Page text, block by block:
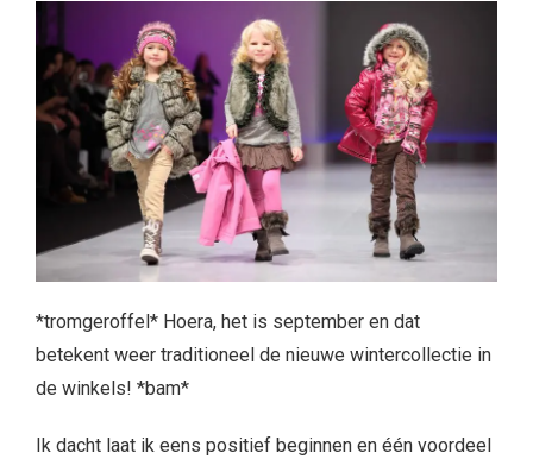
*tromgeroffel* Hoera, het is september en dat
betekent weer traditioneel de nieuwe wintercollectie in
de winkels! *bam*
Ik dacht laat ik eens positief beginnen en één voordeel